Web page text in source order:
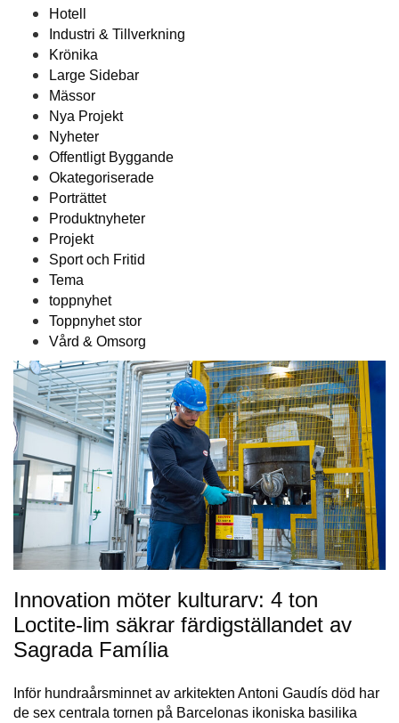
Hotell
Industri & Tillverkning
Krönika
Large Sidebar
Mässor
Nya Projekt
Nyheter
Offentligt Byggande
Okategoriserade
Porträttet
Produktnyheter
Projekt
Sport och Fritid
Tema
toppnyhet
Toppnyhet stor
Vård & Omsorg
Innovation möter kulturarv: 4 ton
Loctite-lim säkrar färdigställandet av
Sagrada Família
Inför hundraårsminnet av arkitekten Antoni Gaudís död har
de sex centrala tornen på Barcelonas ikoniska basilika